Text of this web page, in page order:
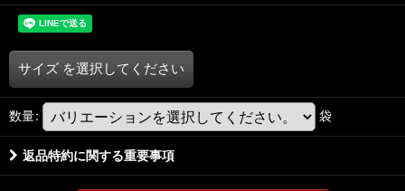
サイズ を選択してください
数量: 袋
返品特約に関する重要事項